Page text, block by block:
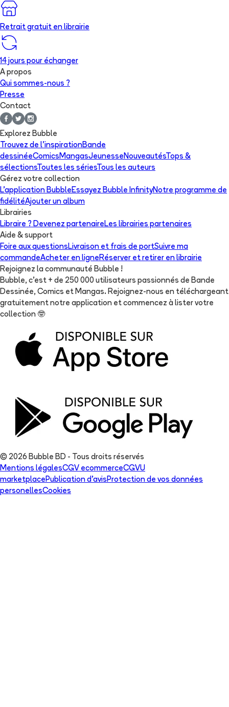
Retrait gratuit en librairie
14 jours pour échanger
A propos
Qui sommes-nous ?
Presse
Contact
Explorez Bubble
Trouvez de l'inspirationBande
dessinéeComics MangasJeunesse NouveautésTops &
sélectionsToutes les sériesTous les auteurs
Gérez votre collection
L'application Bubble Essayez Bubble InfinityNotre programme de
fidélitéAjouter un album
Librairies
Libraire ? Devenez partenaire Les librairies partenaires
Aide & support
Foire aux questions Livraison et frais de portSuivre ma
commandeAcheter en ligne Réserver et retirer en librairie
Rejoignez la communauté Bubble !
Bubble, c'est + de 250 000 utilisateurs passionnés de Bande
Dessinée, Comics et Mangas. Rejoignez-nous en téléchargeant
gratuitement notre application et commencez à lister votre
collection 🤓
© 2026 Bubble BD - Tous droits réservés
Mentions légalesCGV ecommerceCGVU
marketplace Publication d'avis Protection de vos données
personellesCookies